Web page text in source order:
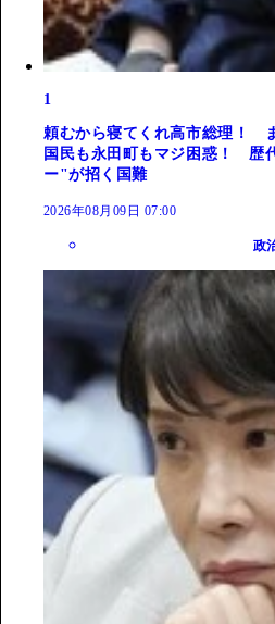
1
頼むから寝てくれ高市総理！
国民も永田町もマジ困惑！ 歴
ー"が招く国難
2026年08月09日 07:00
政